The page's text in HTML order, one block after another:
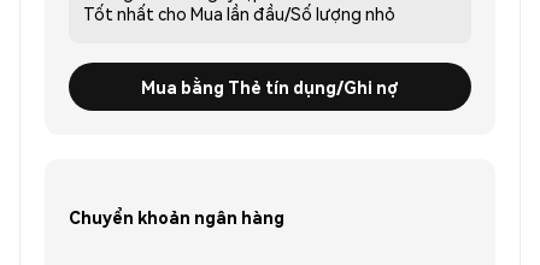
Tốt nhất cho Mua lần đầu/Số lượng nhỏ
Mua bằng Thẻ tín dụng/Ghi nợ
Chuyển khoản ngân hàng